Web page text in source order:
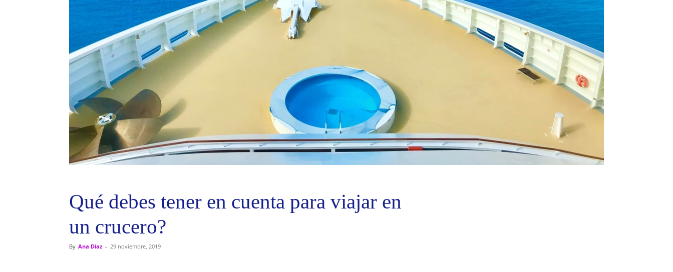
Qué debes tener en cuenta para viajar en
un crucero?
By Ana Diaz - 29 noviembre, 2019